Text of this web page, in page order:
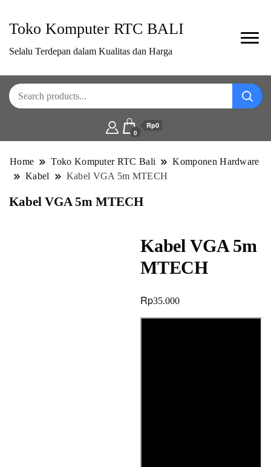
Toko Komputer RTC BALI
Selalu Terdepan dalam Kualitas dan Harga
0
Rp0
Home Toko Komputer RTC Bali
Komponen Hardware
Kabel
Kabel VGA 5m MTECH
Kabel VGA 5m MTECH
Kabel VGA 5m
MTECH
Rp35.000